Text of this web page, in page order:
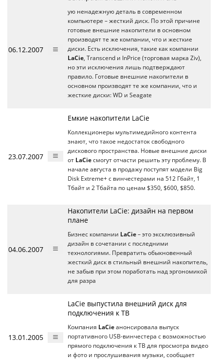
06.12.2007
ую ненадежную деталь в современном
компьютере – жесткий диск. По этой причине
готовые внешние накопители в основном
производят те же компании, что и жесткие
диски. Есть исключения, такие как компании
LaCie, Transcend и InPrice (торговая марка Ziv),
но эти исключения лишь подтверждают
правило. Готовые внешние накопители в
основном производят те же компании, что и
жесткие диски: WD и Seagate
23.07.2007
Емкие накопители LaCie
Коллекционеры мультимедийного контента
знают, что такое недостаток свободного
дискового пространства. Новые внешние диски
от LaCie смогут отчасти решить эту проблему. В
начале августа в продажу поступят модели Big
Disk Extreme+ с винчестерами на 512 Гбайт, 1
Тбайт и 2 Тбайта по ценам $350, $600, $850.
04.06.2007
Накопители LaCie: дизайн на первом
плане
Бизнес компании LaCie – это эксклюзивный
дизайн в сочетании с последними
технологиями. Превратить обыкновенный
жесткий диск в стильный внешний накопитель,
не забыв при этом поработать над эргономикой
для разра
13.01.2005
LaCie выпустила внешний диск для
подключения к ТВ
Компания LaCie анонсировала выпуск
портативного USB-винчестера с возможностью
прямого подключения к ТВ для просмотра видео
и фото и прослушивания музыки, сообщает